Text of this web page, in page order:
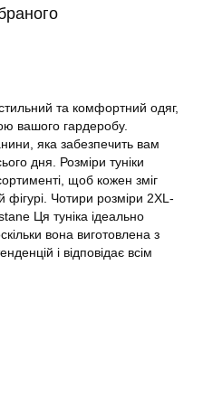
та комфортний одяг,
вашого гардеробу.
яка забезпечить вам
дня. Розміри туніки
щоб кожен зміг
фігурі. Чотири розміри 2XL-
Ця туніка ідеально
вона виготовлена з
і відповідає всім